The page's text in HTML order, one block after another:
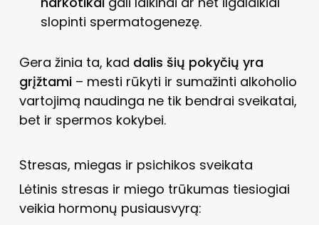
slopinti spermatogenezę.
Gera žinia ta, kad dalis šių pokyčių yra
grįžtami– mesti rūkyti ir sumažinti alkoholio
vartojimą naudinga ne tik bendrai sveikatai,
bet ir spermos kokybei.
Stresas, miegas ir psichikos sveikata
Lėtinis stresas ir miego trūkumas tiesiogiai
veikia hormonų pusiausvyrą: